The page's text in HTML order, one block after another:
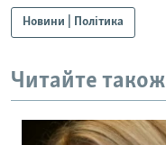
Новини | Політика
Читайте також